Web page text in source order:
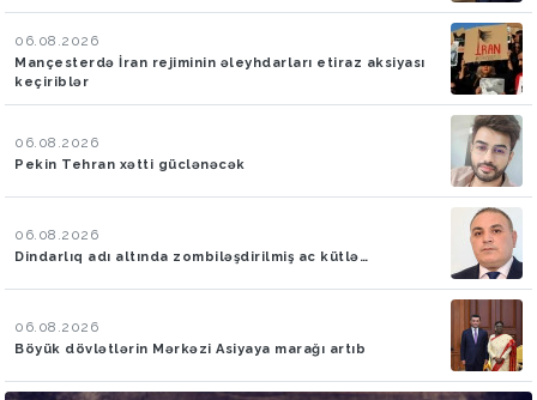
06.08.2026
Mançesterdə İran rejiminin əleyhdarları etiraz aksiyası
keçiriblər
06.08.2026
Pekin Tehran xətti güclənəcək
06.08.2026
Dindarlıq adı altında zombiləşdirilmiş ac kütlə…
06.08.2026
Böyük dövlətlərin Mərkəzi Asiyaya marağı artıb